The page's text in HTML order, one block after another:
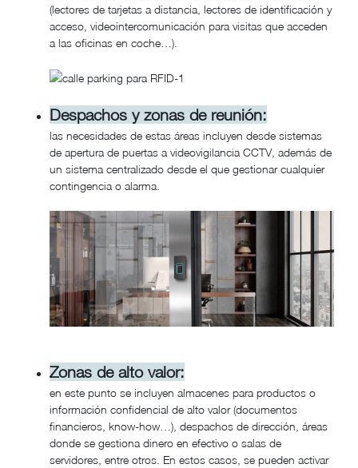
(lectores de tarjetas a distancia, lectores de identificación y
acceso, videointercomunicación para visitas que acceden
a las oficinas en coche…).
Despachos y zonas de reunión:
las necesidades de estas áreas incluyen desde sistemas
de apertura de puertas a videovigilancia CCTV, además de
un sistema centralizado desde el que gestionar cualquier
contingencia o alarma.
Zonas de alto valor:
en este punto se incluyen almacenes para productos o
información confidencial de alto valor (documentos
financieros, know-how…), despachos de dirección, áreas
donde se gestiona dinero en efectivo o salas de
servidores, entre otros. En estos casos, se pueden activar